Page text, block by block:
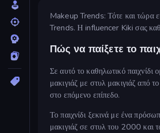
Makeup Trends: Τότε και τώρα
Trends. Η influencer Kiki σας
Πώς να παίξετε το
Σε αυτό το καθηλωτικό παιχνίδι
μακιγιάζ με στυλ μακιγιάζ από
στο επόμενο επίπεδο.
Το παιχνίδι ξεκινά με ένα
μακιγιάζ σε στυλ του 2000 και